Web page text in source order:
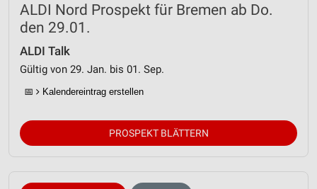
ALDI Nord Prospekt für Bremen ab Do.
den 29.01.
ALDI Talk
Gültig von 29. Jan. bis 01. Sep.
📅 Kalendereintrag erstellen
PROSPEKT BLÄTTERN